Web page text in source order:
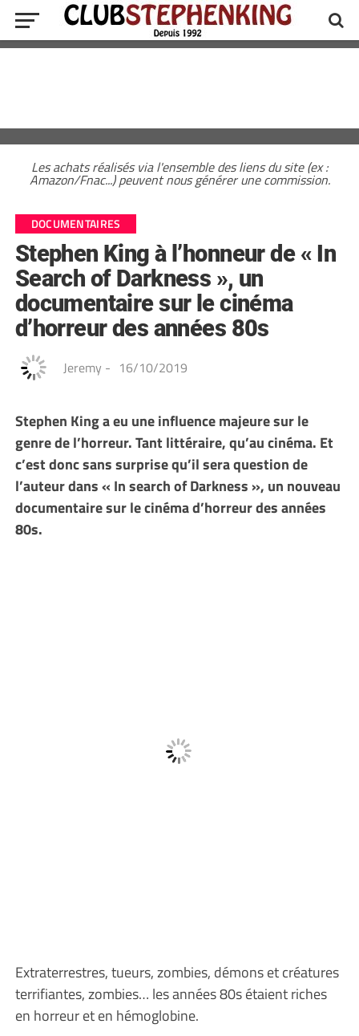
Les achats réalisés via l'ensemble des liens du site (ex :
Amazon/Fnac...) peuvent nous générer une commission.
DOCUMENTAIRES
Stephen King à l’honneur de « In
Search of Darkness », un
documentaire sur le cinéma
d’horreur des années 80s
Jeremy - 16/10/2019
Stephen King a eu une influence majeure sur le
genre de l’horreur. Tant littéraire, qu’au cinéma. Et
c’est donc sans surprise qu’il sera question de
l’auteur dans « In search of Darkness », un nouveau
documentaire sur le cinéma d’horreur des années
80s.
Extraterrestres, tueurs, zombies, démons et créatures
terrifiantes, zombies… les années 80s étaient riches
en horreur et en hémoglobine.